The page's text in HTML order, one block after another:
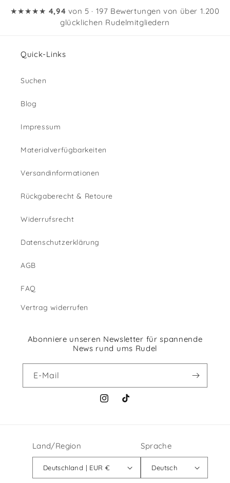
★★★★★ 4,94 von 5 · 197 Bewertungen von über 1.200
glücklichen Rudelmitgliedern
Quick-Links
Suchen
Blog
Impressum
Materialverfügbarkeiten
Versandinformationen
Rückgaberecht & Retoure
Widerrufsrecht
Datenschutzerklärung
AGB
FAQ
Vertrag widerrufen
Abonniere unseren Newsletter für spannende
News rund ums Rudel
E-Mail
Instagram
TikTok
Land/Region
Deutschland | EUR €
Sprache
Deutsch